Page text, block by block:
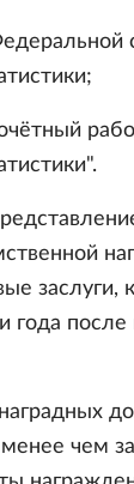
заслуги,
года
чем